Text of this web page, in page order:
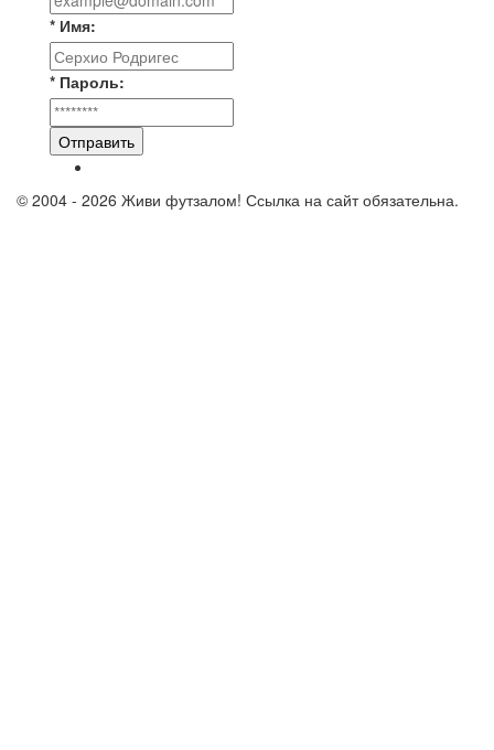
* Имя:
* Пароль:
Отправить
© 2004 - 2026 Живи футзалом! Ссылка на сайт обязательна.